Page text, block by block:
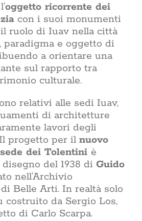
oggetto ricorrente dei
con i suoi monumenti
ruolo di Iuav nella città
paradigma e oggetto di
a orientare una
sul rapporto tra
culturale.
relativi alle sedi Iuav,
di architetture
lavori degli
progetto per il nuovo
dei Tolentini è
del 1938 di Guido
nell’Archivio
di Belle Arti. In realtà solo
costruito da Sergio Los,
di Carlo Scarpa.